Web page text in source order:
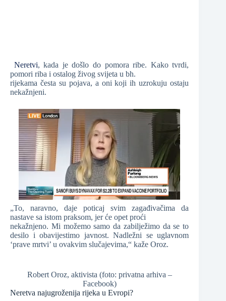
Neretvi, kada je došlo do pomora ribe. Kako tvrdi,
pomori riba i ostalog živog svijeta u bh.
rijekama česta su pojava, a oni koji ih uzrokuju ostaju
nekažnjeni.
„To, naravno, daje poticaj svim zagađivačima da
nastave sa istom praksom, jer će opet proći
nekažnjeno. Mi možemo samo da zabilježimo da se to
desilo i obavijestimo javnost. Nadležni se uglavnom
‘prave mrtvi’ u ovakvim slučajevima,“ kaže Oroz.
Robert Oroz, aktivista (foto: privatna arhiva –
Facebook)
Neretva najugroženija rijeka u Evropi?